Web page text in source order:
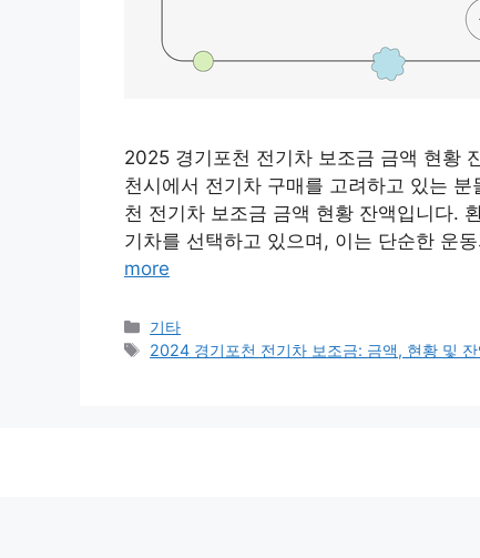
2025 경기포천 전기차 보조금 금액 현황
천시에서 전기차 구매를 고려하고 있는
천 전기차 보조금 금액 현황 잔액입니다.
기차를 선택하고 있으며, 이는 단순한 운
more
Categories
기타
Tags
2024 경기포천 전기차 보조금: 금액, 현황 및